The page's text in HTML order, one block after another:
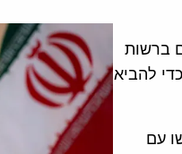
16 במאי כי יש גורמים ברשות
להביא
עם